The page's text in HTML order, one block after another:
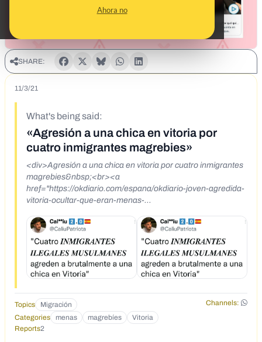
Ahora no
SHARE:
11/3/21
What's being said:
«Agresión a una chica en vitoria por
cuatro inmigrantes magrebies»
<div>Agresión a una chica en vitoria por cuatro inmigrantes
magrebies&nbsp;<br><a
href="https://okdiario.com/espana/okdiario-joven-agredida-
vitoria-ocultar-que-eran-menas-
agredida-vitoria-ocultar-que-eran-menas-8002815</a>
</div>
Topics Migración
Channels:
Categories
menas magrebíes
Vitoria
Reports2